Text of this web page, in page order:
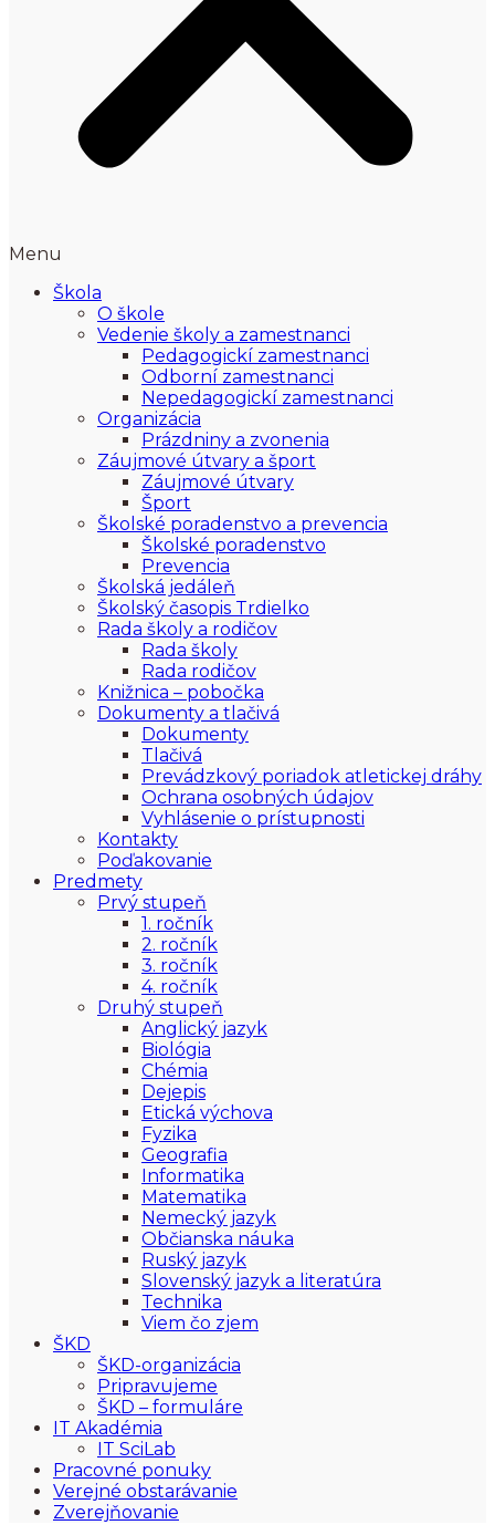
Menu
Škola
O škole
Vedenie školy a zamestnanci
Pedagogickí zamestnanci
Odborní zamestnanci
Nepedagogickí zamestnanci
Organizácia
Prázdniny a zvonenia
Záujmové útvary a šport
Záujmové útvary
Šport
Školské poradenstvo a prevencia
Školské poradenstvo
Prevencia
Školská jedáleň
Školský časopis Trdielko
Rada školy a rodičov
Rada školy
Rada rodičov
Knižnica – pobočka
Dokumenty a tlačivá
Dokumenty
Tlačivá
Prevádzkový poriadok atletickej dráhy
Ochrana osobných údajov
Vyhlásenie o prístupnosti
Kontakty
Poďakovanie
Predmety
Prvý stupeň
1. ročník
2. ročník
3. ročník
4. ročník
Druhý stupeň
Anglický jazyk
Biológia
Chémia
Dejepis
Etická výchova
Fyzika
Geografia
Informatika
Matematika
Nemecký jazyk
Občianska náuka
Ruský jazyk
Slovenský jazyk a literatúra
Technika
Viem čo zjem
ŠKD
ŠKD-organizácia
Pripravujeme
ŠKD – formuláre
IT Akadémia
IT SciLab
Pracovné ponuky
Verejné obstarávanie
Zverejňovanie